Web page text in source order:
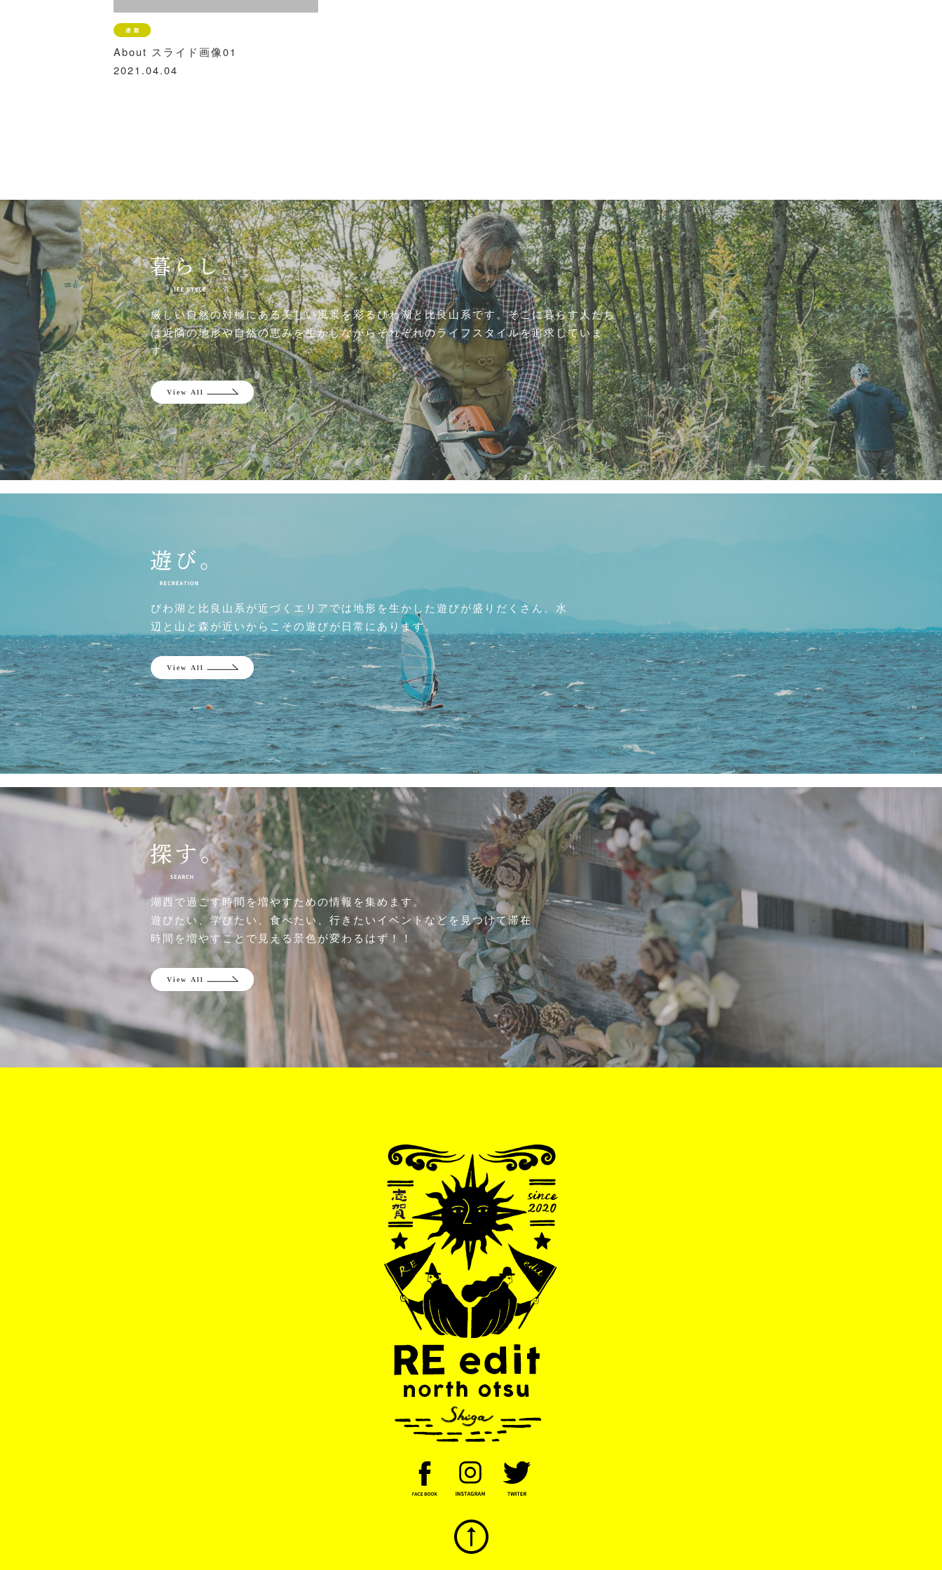
About スライド画像01
2021.04.04
厳しい自然の対極にある美しい風景を彩るびわ湖と比良山系です。そこに暮らす人たち
は近隣の地形や自然の恵みを生かしながらそれぞれのライフスタイルを追求していま
す。
びわ湖と比良山系が近づくエリアでは地形を生かした遊びが盛りだくさん。水
辺と山と森が近いからこその遊びが日常にあります。
湖西で過ごす時間を増やすための情報を集めます。
遊びたい、学びたい、食べたい、行きたいイベントなどを見つけて滞在
時間を増やすことで見える景色が変わるはず！！